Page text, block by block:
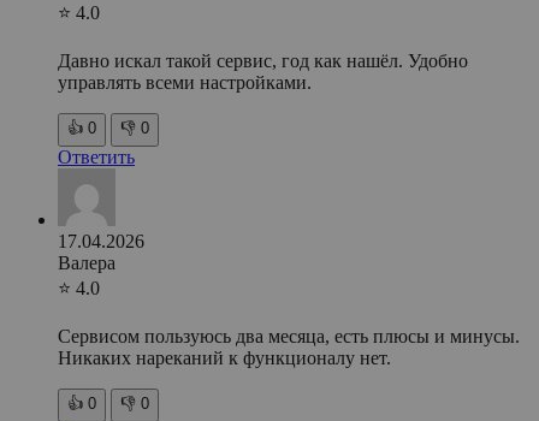
⭐ 4.0
Давно искал такой сервис, год как нашёл. Удобно
управлять всеми настройками.
👍 0 👎 0
Ответить
17.04.2026
Валера
⭐ 4.0
Сервисом пользуюсь два месяца, есть плюсы и минусы.
Никаких нареканий к функционалу нет.
👍 0 👎 0